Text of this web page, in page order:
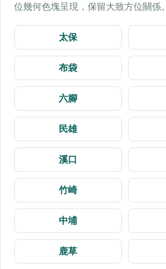
位幾何色塊呈現，保留大致方位關係。
太保
布袋
六腳
民雄
溪口
竹崎
中埔
鹿草